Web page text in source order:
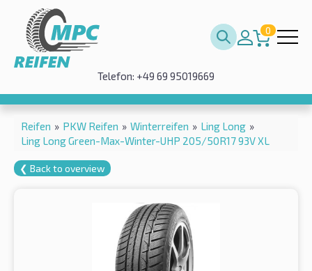
0
Telefon: +49 69 95019669
Reifen » PKW Reifen » Winterreifen » Ling Long »
Ling Long Green-Max-Winter-UHP 205/50R17 93V XL
❮ Back to overview